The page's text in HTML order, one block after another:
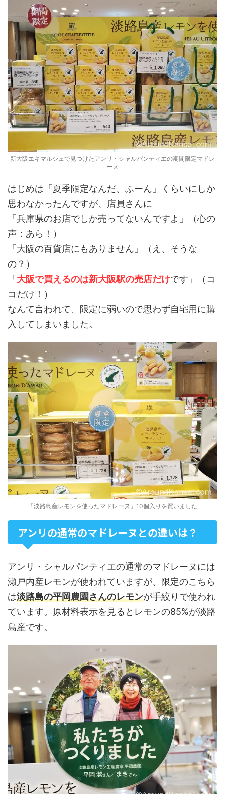
新大阪エキマルシェで見つけたアンリ・シャルパンティエの期間限定マドレ
ーヌ
はじめは「夏季限定なんだ、ふーん」くらいにしか
思わなかったんですが、店員さんに
「兵庫県のお店でしか売ってないんですよ」（心の
声：あら！）
「大阪の百貨店にもありません」（え、そうな
の？）
「 大阪で買えるのは新大阪駅の売店だけです」（コ
コだけ！）
なんて言われて、限定に弱いので思わず自宅用に購
入してしまいました。
「淡路島産レモンを使ったマドレーヌ」10個入りを買いました
アンリの通常のマドレーヌとの違いは？
アンリ・シャルパンティエの通常のマドレーヌには
瀬戸内産レモンが使われていますが、限定のこちら
は淡路島の平岡農園さんのレモンが手絞りで使われ
ています。原材料表示を見るとレモンの85%が淡路
島産です。